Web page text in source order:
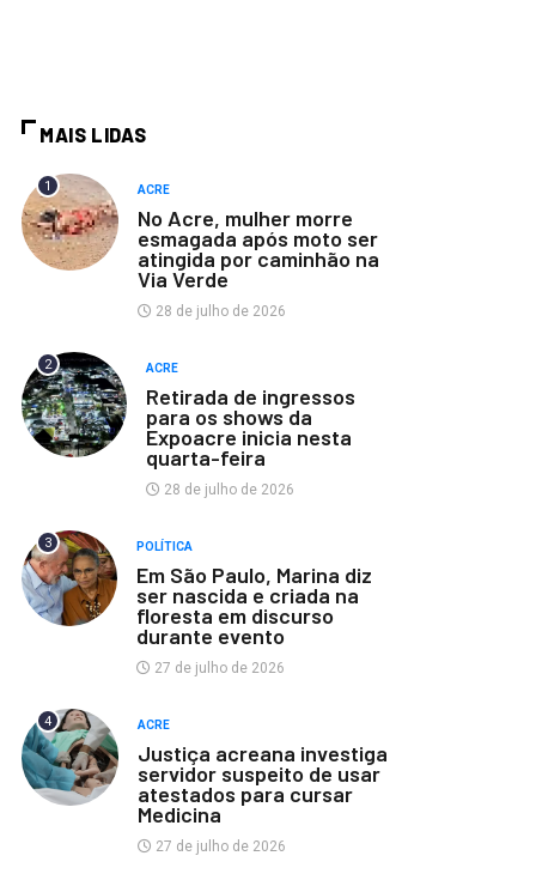
MAIS LIDAS
1 ACRE
No Acre, mulher morre
esmagada após moto ser
atingida por caminhão na
Via Verde
28 de julho de 2026
2 ACRE
Retirada de ingressos
para os shows da
Expoacre inicia nesta
quarta-feira
28 de julho de 2026
3 POLÍTICA
Em São Paulo, Marina diz
ser nascida e criada na
floresta em discurso
durante evento
27 de julho de 2026
4 ACRE
Justiça acreana investiga
servidor suspeito de usar
atestados para cursar
Medicina
27 de julho de 2026